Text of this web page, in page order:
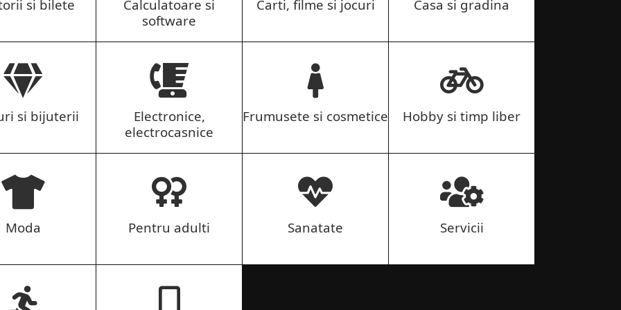
si bilete
Calculatoare si
software
Carti, filme si jocuri Casa si gradina
si bijuterii
Electronice,
electrocasnice
Frumusete si cosmetice Hobby si timp liber
Moda Pentru adulti Sanatate Servicii